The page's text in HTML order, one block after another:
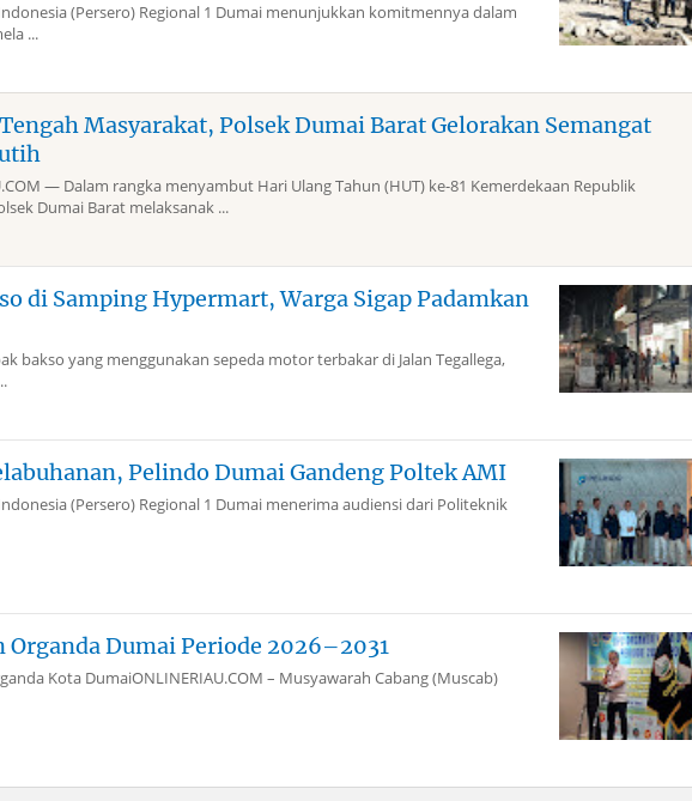
(Persero) Regional 1 Dumai menunjukkan komitmennya dalam
...
Masyarakat, Polsek Dumai Barat Gelorakan Semangat
— Dalam rangka menyambut Hari Ulang Tahun (HUT) ke-81 Kemerdekaan Republik
Dumai Barat melaksanak ...
di Samping Hypermart, Warga Sigap Padamkan
bakso yang menggunakan sepeda motor terbakar di Jalan Tegallega,
Pelindo Dumai Gandeng Poltek AMI
(Persero) Regional 1 Dumai menerima audiensi dari Politeknik
Organda Dumai Periode 2026–2031
Kota DumaiONLINERIAU.COM – Musyawarah Cabang (Muscab)